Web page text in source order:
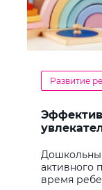
Развитие
активного
время